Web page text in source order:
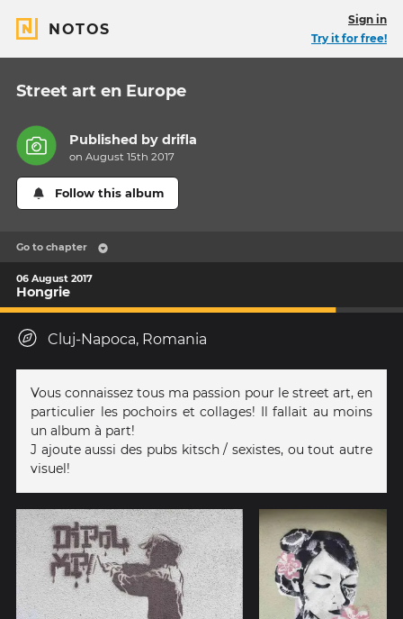
NOTOS
Sign in
Try it for free!
Street art en Europe
Published bydrifla
on August 15th 2017
Follow this album
Go to chapter
06 August 2017
Hongrie
Cluj-Napoca, Romania
Vous connaissez tous ma passion pour le street art, en
particulier les pochoirs et collages! Il fallait au moins
un album à part!
J ajoute aussi des pubs kitsch / sexistes, ou tout autre
visuel!